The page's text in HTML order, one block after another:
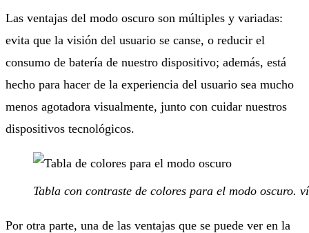
Las ventajas del modo oscuro son múltiples y variadas:
evita que la visión del usuario se canse, o reducir el
consumo de batería de nuestro dispositivo; además, está
hecho para hacer de la experiencia del usuario sea mucho
menos agotadora visualmente, junto con cuidar nuestros
dispositivos tecnológicos.
Tabla con contraste de colores para el modo oscuro.
Por otra parte, una de las ventajas que se puede ver en la